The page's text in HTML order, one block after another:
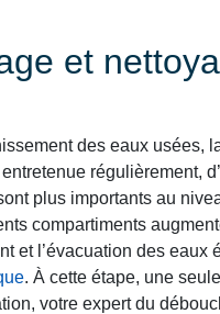
et
des eaux usées,
régulièrement,
plus importants au
compartiments
et l’évacuation des eaux
. À cette étape, une
votre expert du